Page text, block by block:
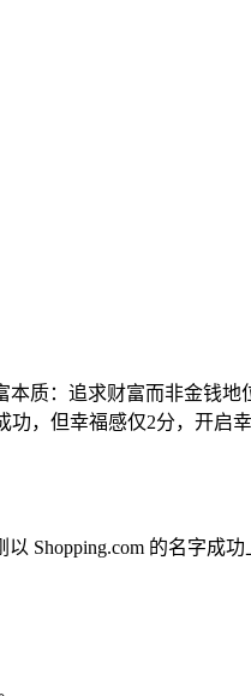
质：追求财富而非金钱地
，但幸福感仅2分，开启
Shopping.com 的名字成